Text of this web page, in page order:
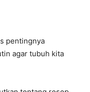
pentingnya
agar tubuh kita